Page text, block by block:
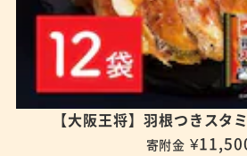
【大阪王将】羽根つきスタ
寄附金